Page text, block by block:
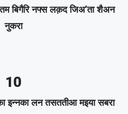
बिगैरि नफ्स लक़द जिअ’ता शैअन
नुकरा
10
लन तसततीआ मइया सबरा